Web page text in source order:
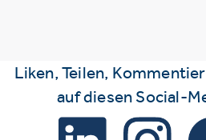
Liken, Teilen,
auf diesen Social-